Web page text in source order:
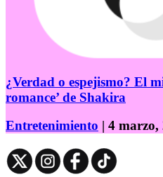
¿Verdad o espejismo? El
romance’ de Shakira
Entretenimiento | 4 marzo,